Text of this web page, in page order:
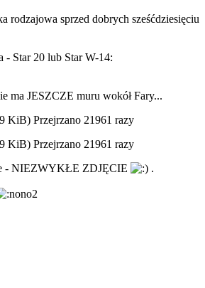
rodzajowa sprzed dobrych sześćdziesięciu
- Star 20 lub Star W-14:
ma JESZCZE muru wokół Fary...
KiB) Przejrzano 21961 razy
KiB) Przejrzano 21961 razy
- NIEZWYKŁE ZDJĘCIE
.